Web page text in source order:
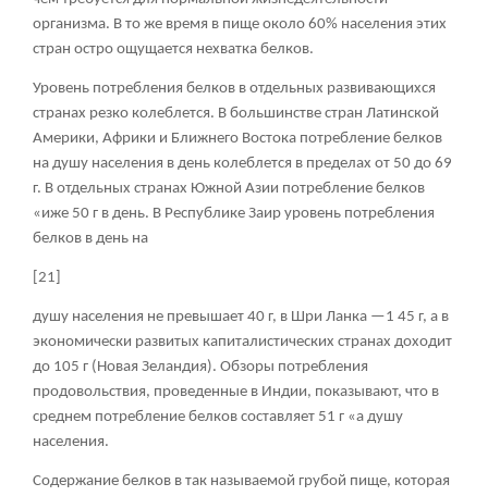
организма. В то же время в пище около 60% населения этих
стран остро ощущается нехватка белков.
Уровень потребления белков в отдельных развивающихся
странах резко колеблется. В большинстве стран Латинской
Америки, Африки и Ближнего Востока потребление белков
на душу населения в день колеблется в пределах от 50 до 69
г. В отдельных странах Южной Азии потребление белков
«иже 50 г в день. В Республике Заир уровень потребления
белков в день на
[21]
душу населения не превышает 40 г, в Шри Ланка —1 45 г, а в
экономически развитых капиталистических странах доходит
до 105 г (Новая Зеландия). Обзоры потребления
продовольствия, проведенные в Индии, показывают, что в
среднем потребление белков составляет 51 г «а душу
населения.
Содержание белков в так называемой грубой пище, которая